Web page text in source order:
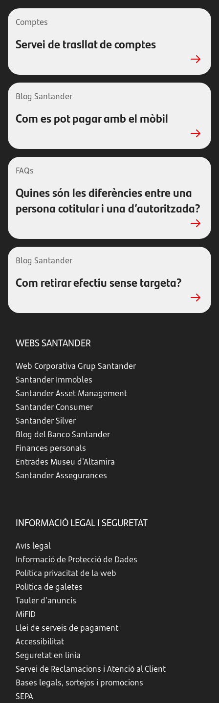
Comptes
Servei de trasllat de comptes
Blog Santander
Com es pot pagar amb el mòbil
FAQs
Quines són les diferències entre una
persona cotitular i una d’autoritzada?
Blog Santander
Com retirar efectiu sense targeta?
WEBS SANTANDER
Web Corporativa Grup Santander
Santander Immobles
Santander Asset Management
Santander Consumer
Santander Silver
Blog del Banco Santander
Finances personals
Entrades Museu d'Altamira
Santander Assegurances
INFORMACIÓ LEGAL I SEGURETAT
Avís legal
Informació de Protecció de Dades
Política privacitat de la web
Política de galetes
Tauler d’anuncis
MiFID
Llei de serveis de pagament
Accessibilitat
Seguretat en línia
Servei de Reclamacions i Atenció al Client
Bases legals, sortejos i promocions
SEPA